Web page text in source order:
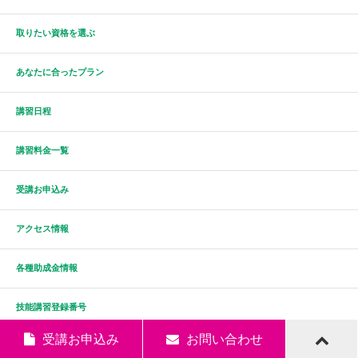
取りたい資格を選ぶ
あなたに合ったプラン
講習日程
講習料金一覧
受講お申込み
アクセス情報
各種助成金情報
技能講習登録番号
よくある質問受講お申込み お問い合わせ